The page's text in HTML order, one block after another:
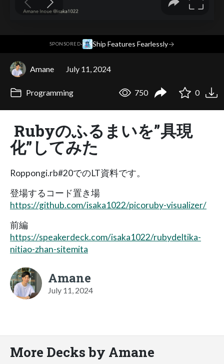
SPONSORED· Ship Features Fearlessly→
Amane July 11, 2024
Programming 750 0
Rubyのふるまいを”具現
化”してみた
Roppongi.rb#20でのLT資料です。
登場するコード置き場
https://github.com/isaka1022/picoruby-visualizer/
前編
https://speakerdeck.com/isaka1022/rubydeltika-
nitiao-zhan-sitemita
Amane
July 11, 2024
More Decks by Amane